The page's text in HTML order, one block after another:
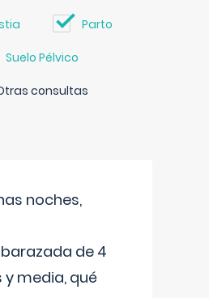
Parto
Suelo Pélvico
consultas
noches,
de 4
media, qué